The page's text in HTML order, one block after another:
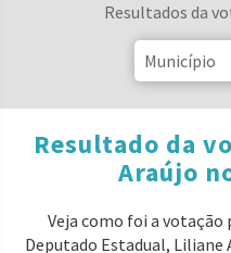
Resultados da
Resultado da
Araújo
Veja como foi a votação
Deputado Estadual, Liliane